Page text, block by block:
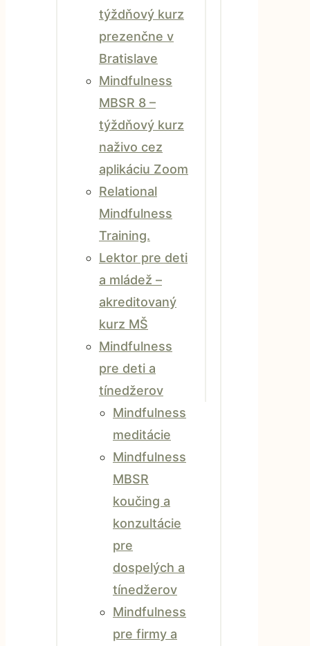
týždňový kurz
prezenčne v
Bratislave
Mindfulness
MBSR 8 –
týždňový kurz
naživo cez
aplikáciu Zoom
Relational
Mindfulness
Training.
Lektor pre deti
a mládež –
akreditovaný
kurz MŠ
Mindfulness
pre deti a
tínedžerov
Mindfulness
meditácie
Mindfulness
MBSR
koučing a
konzultácie
pre
dospelých a
tínedžerov
Mindfulness
pre firmy a